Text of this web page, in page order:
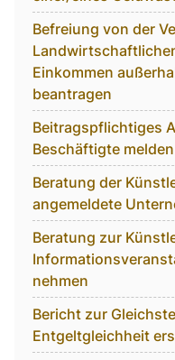
Befreiung von der
Einkommen
beantragen
Beitragspflichtiges
Beschäftigte melden
Beratung der
angemeldete
Beratung zur
nehmen
Bericht zur
Entgeltgleichheit